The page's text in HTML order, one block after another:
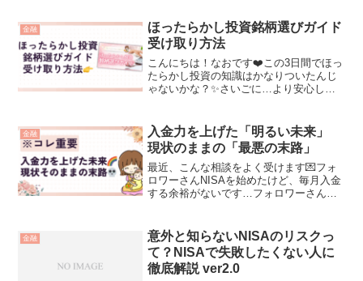
山かかりそうで不安すぎる...そこで教育
資金ガイドの1日目は...
金融
ほったらかし投資銘柄選びガイド
受け取り方法
こんにちは！なおです❤️この3日間でほっ
たらかし投資の知識はかなりついたんじ
ゃないかな？✨さいごに…より安心して
び攻略ガイド』の特典も追加で用意した
よーっ🎁✨↓ガイドの内容...
金融
入金力を上げた「明るい未来」
現状のままの「最悪の末路」
最近、こんな相談をよく受けます💌フォ
ロワーさんNISAを始めたけど、毎月入金
する余裕がないです…フォロワーさん教
さん個別株で高いリターンや配当金や株
主優待をもらいたいわ...
金融
意外と知らないNISAのリスクっ
て？NISAで失敗したくない人に
徹底解説 ver2.0